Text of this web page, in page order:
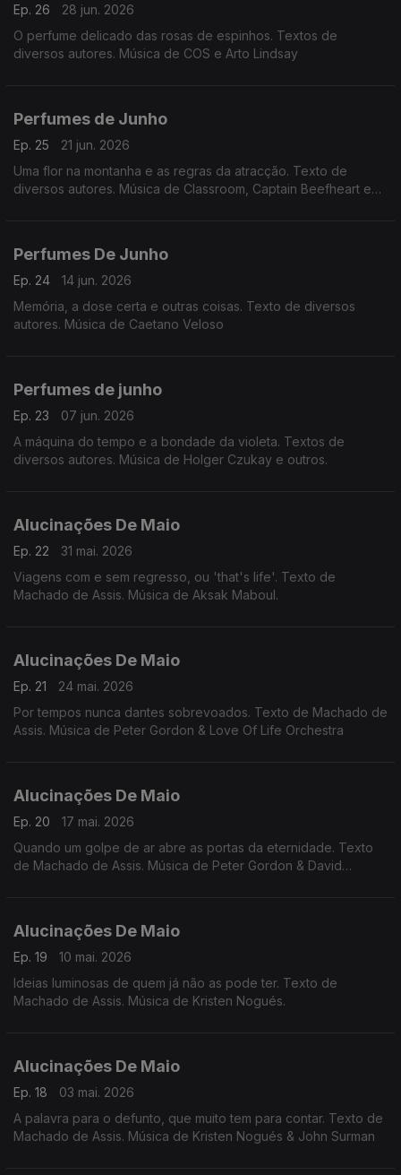
Ep. 26
28 jun. 2026
O perfume delicado das rosas de espinhos. Textos de
diversos autores. Música de COS e Arto Lindsay
Perfumes de Junho
Ep. 25
21 jun. 2026
Uma flor na montanha e as regras da atracção. Texto de
diversos autores. Música de Classroom, Captain Beefheart e
Perfumes De Junho
Ep. 24
14 jun. 2026
Memória, a dose certa e outras coisas. Texto de diversos
autores. Música de Caetano Veloso
Perfumes de junho
Ep. 23
07 jun. 2026
A máquina do tempo e a bondade da violeta. Textos de
diversos autores. Música de Holger Czukay e outros.
Alucinações De Maio
Ep. 22
31 mai. 2026
Viagens com e sem regresso, ou 'that's life'. Texto de
Machado de Assis. Música de Aksak Maboul.
Alucinações De Maio
Ep. 21
24 mai. 2026
Por tempos nunca dantes sobrevoados. Texto de Machado de
Assis. Música de Peter Gordon & Love Of Life Orchestra
Alucinações De Maio
Ep. 20
17 mai. 2026
Quando um golpe de ar abre as portas da eternidade. Texto
de Machado de Assis. Música de Peter Gordon & David
Alucinações De Maio
Ep. 19
10 mai. 2026
Ideias luminosas de quem já não as pode ter. Texto de
Machado de Assis. Música de Kristen Nogués.
Alucinações De Maio
Ep. 18
03 mai. 2026
A palavra para o defunto, que muito tem para contar. Texto de
Machado de Assis. Música de Kristen Nogués & John Surman